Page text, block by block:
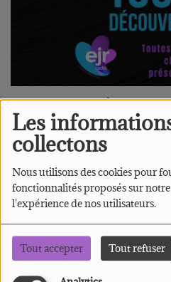
Les
collectons
Nous utilisons des cookies pour
fonctionnalités proposés sur
l'expérience de nos utilisateurs.
Tout accepter Tout refuser
SAMEDI, DE 09:30 À 10:00
Chaque mois, Jonas
découverte des
Radio.
Au programme,
nouveautées, et de